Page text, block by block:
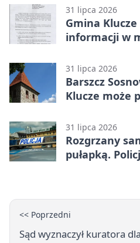
31 lipca 2026
Gmina
informacji w
31 lipca 2026
Barszcz
Klucze może
31 lipca 2026
Rozgrzany
pułapką.
<< Poprzedni
Sąd wyznaczył kuratora